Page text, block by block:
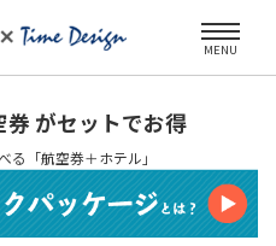
MENU
券 がセットでお得
る「航空券＋ホテル」